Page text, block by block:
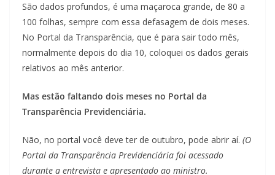
São dados profundos, é uma maçaroca grande, de 80 a
100 folhas, sempre com essa defasagem de dois meses.
No Portal da Transparência, que é para sair todo mês,
normalmente depois do dia 10, coloquei os dados gerais
relativos ao mês anterior.
Mas estão faltando dois meses no Portal da
Transparência Previdenciária.
Não, no portal você deve ter de outubro, pode abrir aí. (O
Portal da Transparência Previdenciária foi acessado
durante a entrevista e apresentado ao ministro.